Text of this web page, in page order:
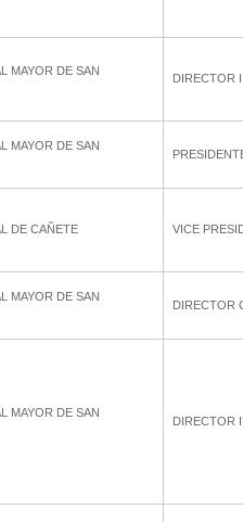
MAYOR DE SAN
DIRECTOR
MAYOR DE SAN
DE CAÑETE VICE
MAYOR DE SAN
DIRECTOR
MAYOR DE SAN
DIRECTOR